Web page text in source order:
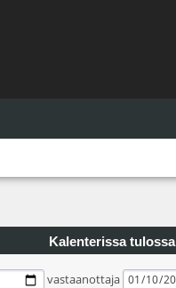
Kalenterissa tulossa
vastaanottaja